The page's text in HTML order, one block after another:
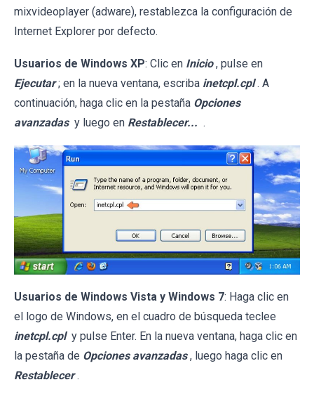
mixvideoplayer (adware), restablezca la configuración de
Internet Explorer por defecto.
Usuarios de Windows XP: Clic en Inicio , pulse en
Ejecutar ; en la nueva ventana, escriba inetcpl.cpl . A
continuación, haga clic en la pestaña Opciones
avanzadas y luego en Restablecer... .
Usuarios de Windows Vista y Windows 7: Haga clic en
el logo de Windows, en el cuadro de búsqueda teclee
inetcpl.cpl y pulse Enter. En la nueva ventana, haga clic en
la pestaña de Opciones avanzadas , luego haga clic en
Restablecer .